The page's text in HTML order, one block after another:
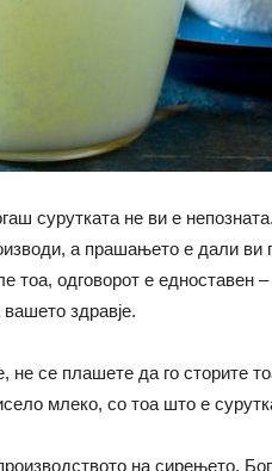
сурутката не ви е
а прашањето е дали ви
тоа, одговорот е едноставен
здравје.
не се плашете да го сторите
млеко, со тоа што е
на сирењето.